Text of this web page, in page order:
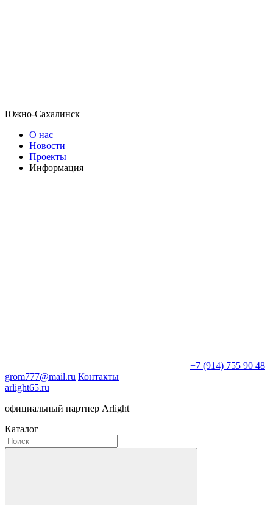
Южно-Сахалинск
О нас
Новости
Проекты
Информация
+7 (914) 755 90 48
grom777@mail.ru Контакты
arlight65.ru
официальный партнер Arlight
Каталог